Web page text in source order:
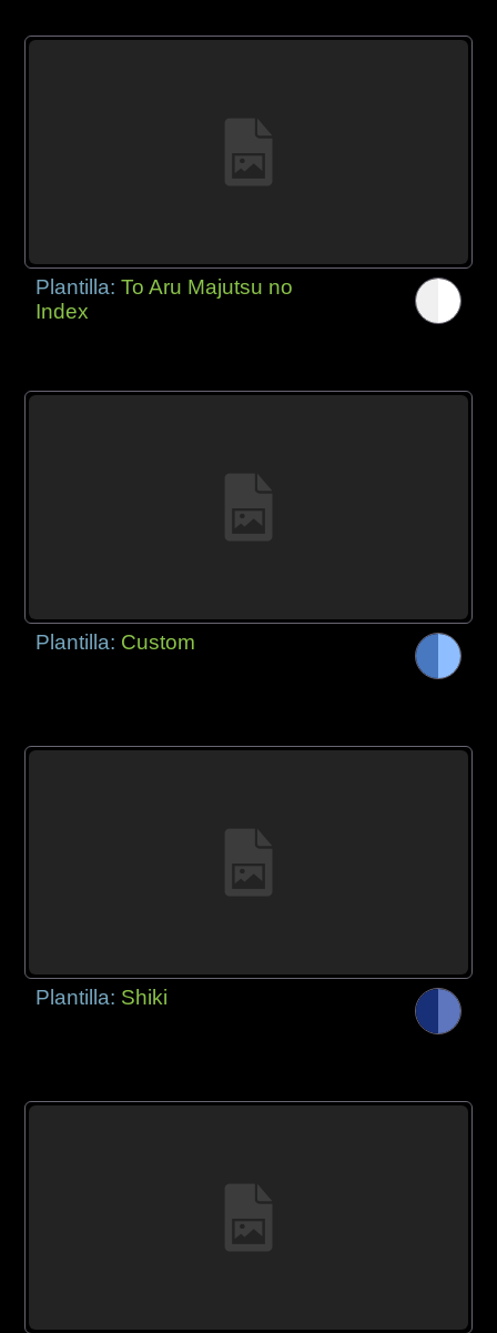
Plantilla:To Aru Majutsu no
Index
Plantilla: Custom
Plantilla: Shiki